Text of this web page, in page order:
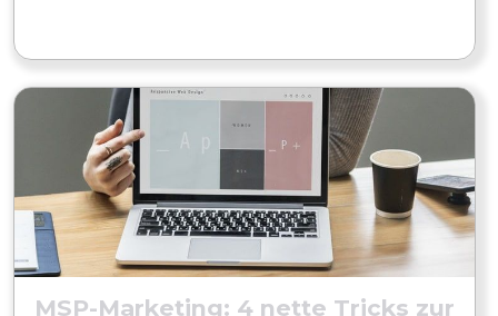
MSP-Marketing: 4 nette Tricks zur